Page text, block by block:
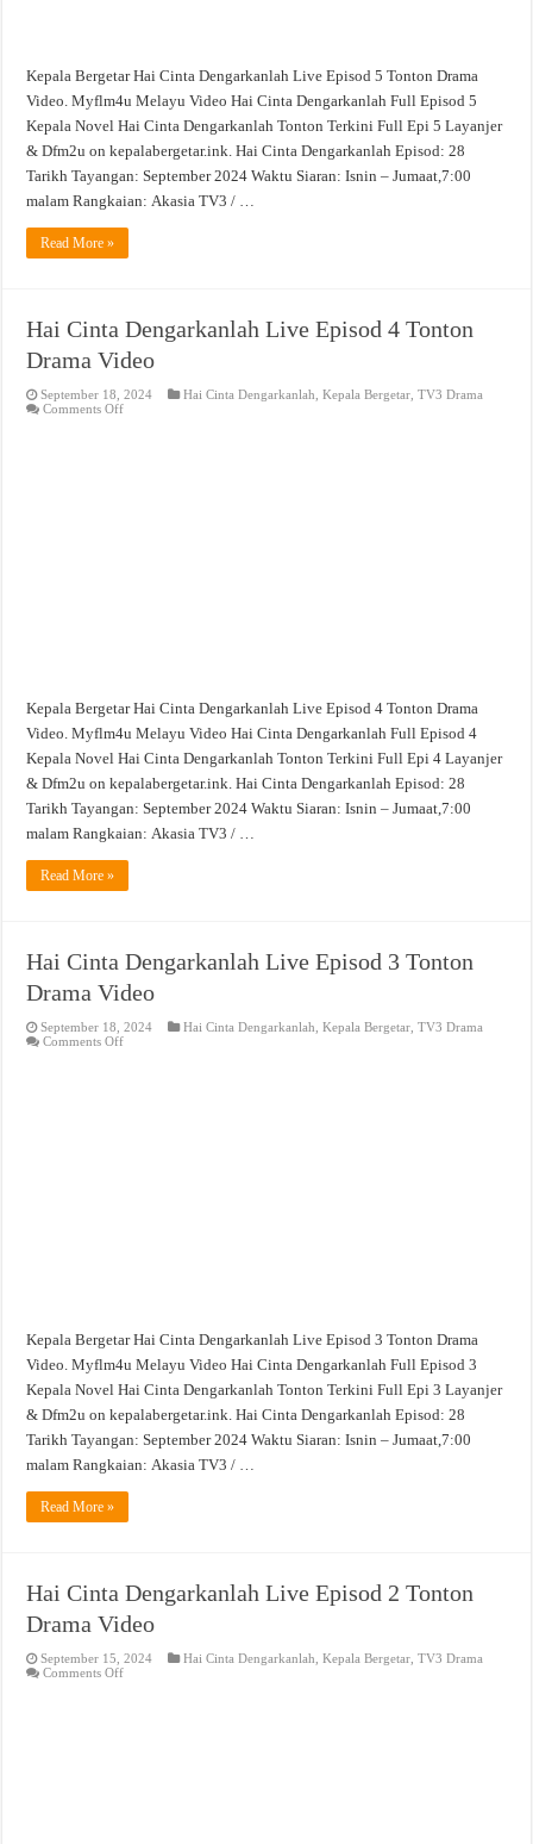
Kepala Bergetar Hai Cinta Dengarkanlah Live Episod 5 Tonton Drama
Video. Myflm4u Melayu Video Hai Cinta Dengarkanlah Full Episod 5
Kepala Novel Hai Cinta Dengarkanlah Tonton Terkini Full Epi 5 Layanjer
& Dfm2u on kepalabergetar.ink. Hai Cinta Dengarkanlah Episod: 28
Tarikh Tayangan: September 2024 Waktu Siaran: Isnin – Jumaat,7:00
malam Rangkaian: Akasia TV3 / …
Read More »
Hai Cinta Dengarkanlah Live Episod 4 Tonton
Drama Video
September 18, 2024 Hai Cinta Dengarkanlah ,Kepala Bergetar ,TV3 Drama
Comments Offon
Kepala Bergetar Hai Cinta Dengarkanlah Live Episod 4 Tonton Drama
Video. Myflm4u Melayu Video Hai Cinta Dengarkanlah Full Episod 4
Kepala Novel Hai Cinta Dengarkanlah Tonton Terkini Full Epi 4 Layanjer
& Dfm2u on kepalabergetar.ink. Hai Cinta Dengarkanlah Episod: 28
Tarikh Tayangan: September 2024 Waktu Siaran: Isnin – Jumaat,7:00
malam Rangkaian: Akasia TV3 / …
Read More »
Hai Cinta Dengarkanlah Live Episod 3 Tonton
Drama Video
September 18, 2024 Hai Cinta Dengarkanlah ,Kepala Bergetar ,TV3 Drama
Comments Offon
Kepala Bergetar Hai Cinta Dengarkanlah Live Episod 3 Tonton Drama
Video. Myflm4u Melayu Video Hai Cinta Dengarkanlah Full Episod 3
Kepala Novel Hai Cinta Dengarkanlah Tonton Terkini Full Epi 3 Layanjer
& Dfm2u on kepalabergetar.ink. Hai Cinta Dengarkanlah Episod: 28
Tarikh Tayangan: September 2024 Waktu Siaran: Isnin – Jumaat,7:00
malam Rangkaian: Akasia TV3 / …
Read More »
Hai Cinta Dengarkanlah Live Episod 2 Tonton
Drama Video
September 15, 2024 Hai Cinta Dengarkanlah ,Kepala Bergetar ,TV3 Drama
Comments Offon